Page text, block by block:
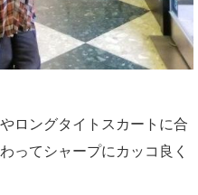
ロングタイトスカートに合
ってシャープにカッコ良く